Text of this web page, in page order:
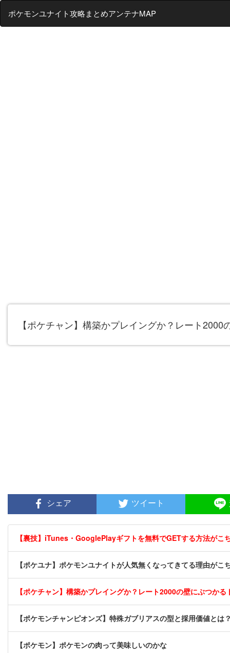
ポケモンユナイト攻略まとめアンテナMAP
【ポケチャン】構築かプレイングか？レート
シェア ツイート
【裏技】iTunes・GooglePlayギフトを無料でGETする方法が
【ポケユナ】ポケモンユナイトが人気無くなってきてる理由がこ
【ポケチャン】構築かプレイングか？レート2000の壁にぶつか
【ポケモンチャンピオンズ】特殊ガブリアスの型と採用価値と
【ポケモン】ポケモンの肉って美味しいのかな